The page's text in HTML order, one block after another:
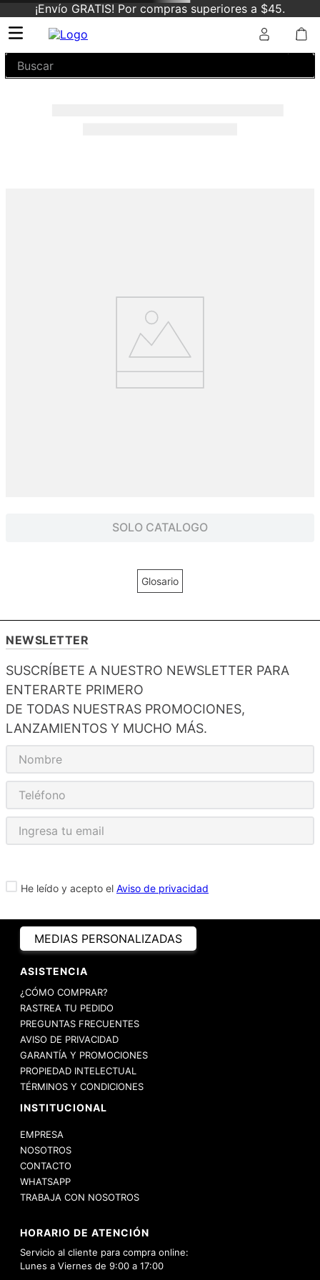
¡Envío GRATIS! Por compras superiores a $45.
Buscar
SOLO CATALOGO
Glosario
NEWSLETTER
SUSCRÍBETE A NUESTRO NEWSLETTER PARA
ENTERARTE PRIMERO
DE TODAS NUESTRAS PROMOCIONES,
LANZAMIENTOS Y MUCHO MÁS.
He leído y acepto el Aviso de privacidad
MEDIAS PERSONALIZADAS
ASISTENCIA
¿CÓMO COMPRAR?
RASTREA TU PEDIDO
PREGUNTAS FRECUENTES
AVISO DE PRIVACIDAD
GARANTÍA Y PROMOCIONES
PROPIEDAD INTELECTUAL
TÉRMINOS Y CONDICIONES
INSTITUCIONAL
EMPRESA
NOSOTROS
CONTACTO
WHATSAPP
TRABAJA CON NOSOTROS
HORARIO DE ATENCIÓN
Servicio al cliente para compra online:
Lunes a Viernes de 9:00 a 17:00